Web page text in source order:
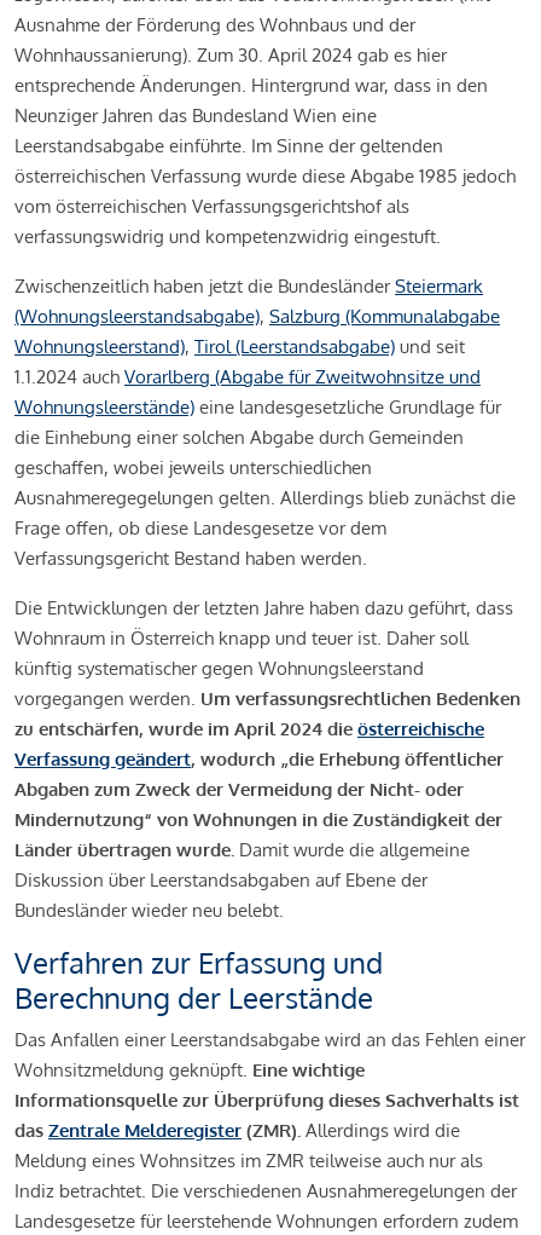
Ausnahme der Förderung des Wohnbaus und der
Wohnhaussanierung). Zum 30. April 2024 gab es hier
entsprechende Änderungen. Hintergrund war, dass in den
Neunziger Jahren das Bundesland Wien eine
Leerstandsabgabe einführte. Im Sinne der geltenden
österreichischen Verfassung wurde diese Abgabe 1985 jedoch
vom österreichischen Verfassungsgerichtshof als
verfassungswidrig und kompetenzwidrig eingestuft.
Zwischenzeitlich haben jetzt die BundesländerSteiermark
(Wohnungsleerstandsabgabe), Salzburg (Kommunalabgabe
Wohnungsleerstand), Tirol (Leerstandsabgabe) und seit
1.1.2024 auch Vorarlberg (Abgabe für Zweitwohnsitze und
Wohnungsleerstände) eine landesgesetzliche Grundlage für
die Einhebung einer solchen Abgabe durch Gemeinden
geschaffen, wobei jeweils unterschiedlichen
Ausnahmeregegelungen gelten. Allerdings blieb zunächst die
Frage offen, ob diese Landesgesetze vor dem
Verfassungsgericht Bestand haben werden.
Die Entwicklungen der letzten Jahre haben dazu geführt, dass
Wohnraum in Österreich knapp und teuer ist. Daher soll
künftig systematischer gegen Wohnungsleerstand
vorgegangen werden. Um verfassungsrechtlichen Bedenken
zu entschärfen, wurde im April 2024 die österreichische
Verfassung geändert, wodurch „die Erhebung öffentlicher
Abgaben zum Zweck der Vermeidung der Nicht- oder
Mindernutzung“ von Wohnungen in die Zuständigkeit der
Länder übertragen wurde. Damit wurde die allgemeine
Diskussion über Leerstandsabgaben auf Ebene der
Bundesländer wieder neu belebt.
Verfahren zur Erfassung und
Berechnung der Leerstände
Das Anfallen einer Leerstandsabgabe wird an das Fehlen einer
Wohnsitzmeldung geknüpft. Eine wichtige
Informationsquelle zur Überprüfung dieses Sachverhalts ist
das Zentrale Melderegister (ZMR). Allerdings wird die
Meldung eines Wohnsitzes im ZMR teilweise auch nur als
Indiz betrachtet. Die verschiedenen Ausnahmeregelungen der
Landesgesetze für leerstehende Wohnungen erfordern zudem